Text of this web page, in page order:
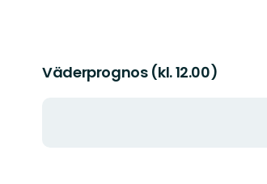
Väderprognos (kl. 12.00)